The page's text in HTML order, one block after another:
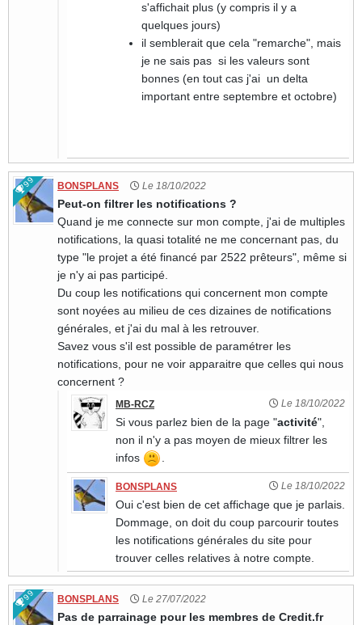
s'affichait plus (y compris il y a
quelques jours)
il semblerait que cela "remarche", mais
je ne sais pas si les valeurs sont
bonnes (en tout cas j'ai un delta
important entre septembre et octobre)
99 BONSPLANS Le 18/10/2022
Peut-on filtrer les notifications ?
Quand je me connecte sur mon compte, j'ai de multiples
notifications, la quasi totalité ne me concernant pas, du
type "le projet a été financé par 2522 prêteurs", même si
je n'y ai pas participé.
Du coup les notifications qui concernent mon compte
sont noyées au milieu de ces dizaines de notifications
générales, et j'ai du mal à les retrouver.
Savez vous s'il est possible de paramétrer les
notifications, pour ne voir apparaitre que celles qui nous
concernent ?
MB-RCZ Le 18/10/2022
Si vous parlez bien de la page "activité",
non il n'y a pas moyen de mieux filtrer les
infos
.
BONSPLANS Le 18/10/2022
Oui c'est bien de cet affichage que je parlais.
Dommage, on doit du coup parcourir toutes
les notifications générales du site pour
trouver celles relatives à notre compte.
99 BONSPLANS Le 27/07/2022
Pas de parrainage pour les membres de Credit.fr